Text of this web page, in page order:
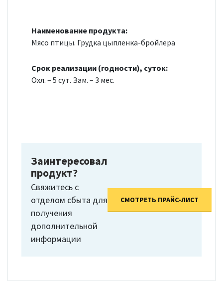
Наименование продукта:
Мясо птицы. Грудка цыпленка-бройлера
Срок реализации (годности), суток:
Охл. – 5 сут. Зам. – 3 мес.
Заинтересовал
продукт?
Свяжитесь с
отделом сбыта для
получения
дополнительной
информации
СМОТРЕТЬ ПРАЙС-ЛИСТ